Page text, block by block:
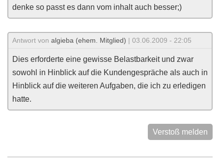
denke so passt es dann vom inhalt auch besser;)
Antwort von algieba (ehem. Mitglied) | 03.06.2009 - 22:05
Dies erforderte eine gewisse Belastbarkeit und zwar
sowohl in Hinblick auf die Kundengespräche als auch in
Hinblick auf die weiteren Aufgaben, die ich zu erledigen
hatte.
Verstoß melden